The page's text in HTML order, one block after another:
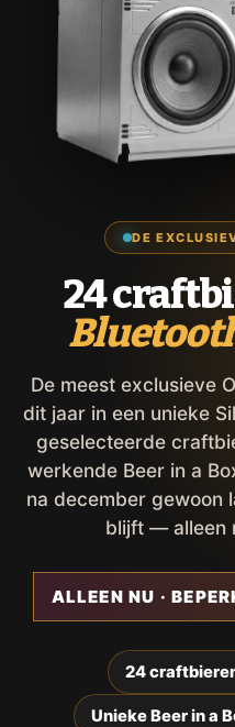
DE
24
De meest exclusieve
dit jaar in een unieke
geselecteerde
werkende Beer in a
na december gewoon
blijft — alleen
ALLEEN NU ·
24
Unieke Beer in a